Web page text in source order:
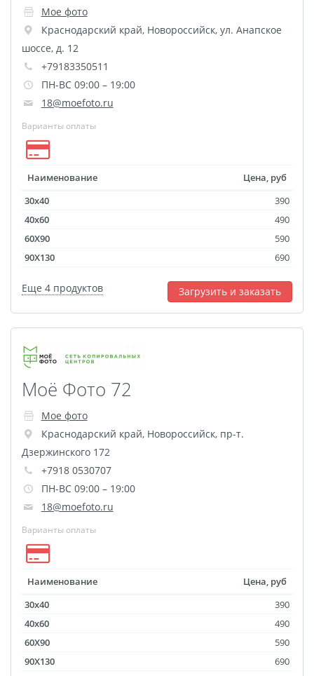
Наградные ленты
Фоторамки
Фотообложка для
студенческого
Фотообложка для
свидетельства
Фототетради и
блокноты
Портфолио
Зажигалки
Украшение подвеска
Латексная печать
Буклеты
Брошюры и каталоги
ресторанов
Печать на баннере,
сетке
Печать на пленке,
наклейки
Печать на бэклите
Папки
Печать подарочных
сертификатов
Холст-Декор на
подрамнике
Выпускные виньетки
Рамки
Мое фото
Краснодарский край, Новороссийск, ул. Анапское
шоссе, д. 12
+79183350511
ПН-ВС 09:00 – 19:00
18@moefoto.ru
Варианты оплаты
Наименование
Цена, руб
30x40
390
40x60
490
60X90
590
90X130
690
Еще 4 продуктов Загрузить и заказать
Моё Фото 72
Мое фото
Краснодарский край, Новороссийск, пр-т.
Дзержинского 172
+7918 0530707
ПН-ВС 09:00 – 19:00
18@moefoto.ru
Варианты оплаты
Наименование
Цена, руб
30x40
390
40x60
490
60X90
590
90X130
690